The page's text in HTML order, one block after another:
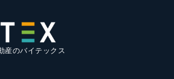
産のバイテックス